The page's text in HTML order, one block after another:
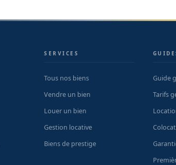
SERVICES
Tous nos biens
Vendre un bien
Louer un bien
Gestion locative
Biens de prestige
Guide
Tarifs